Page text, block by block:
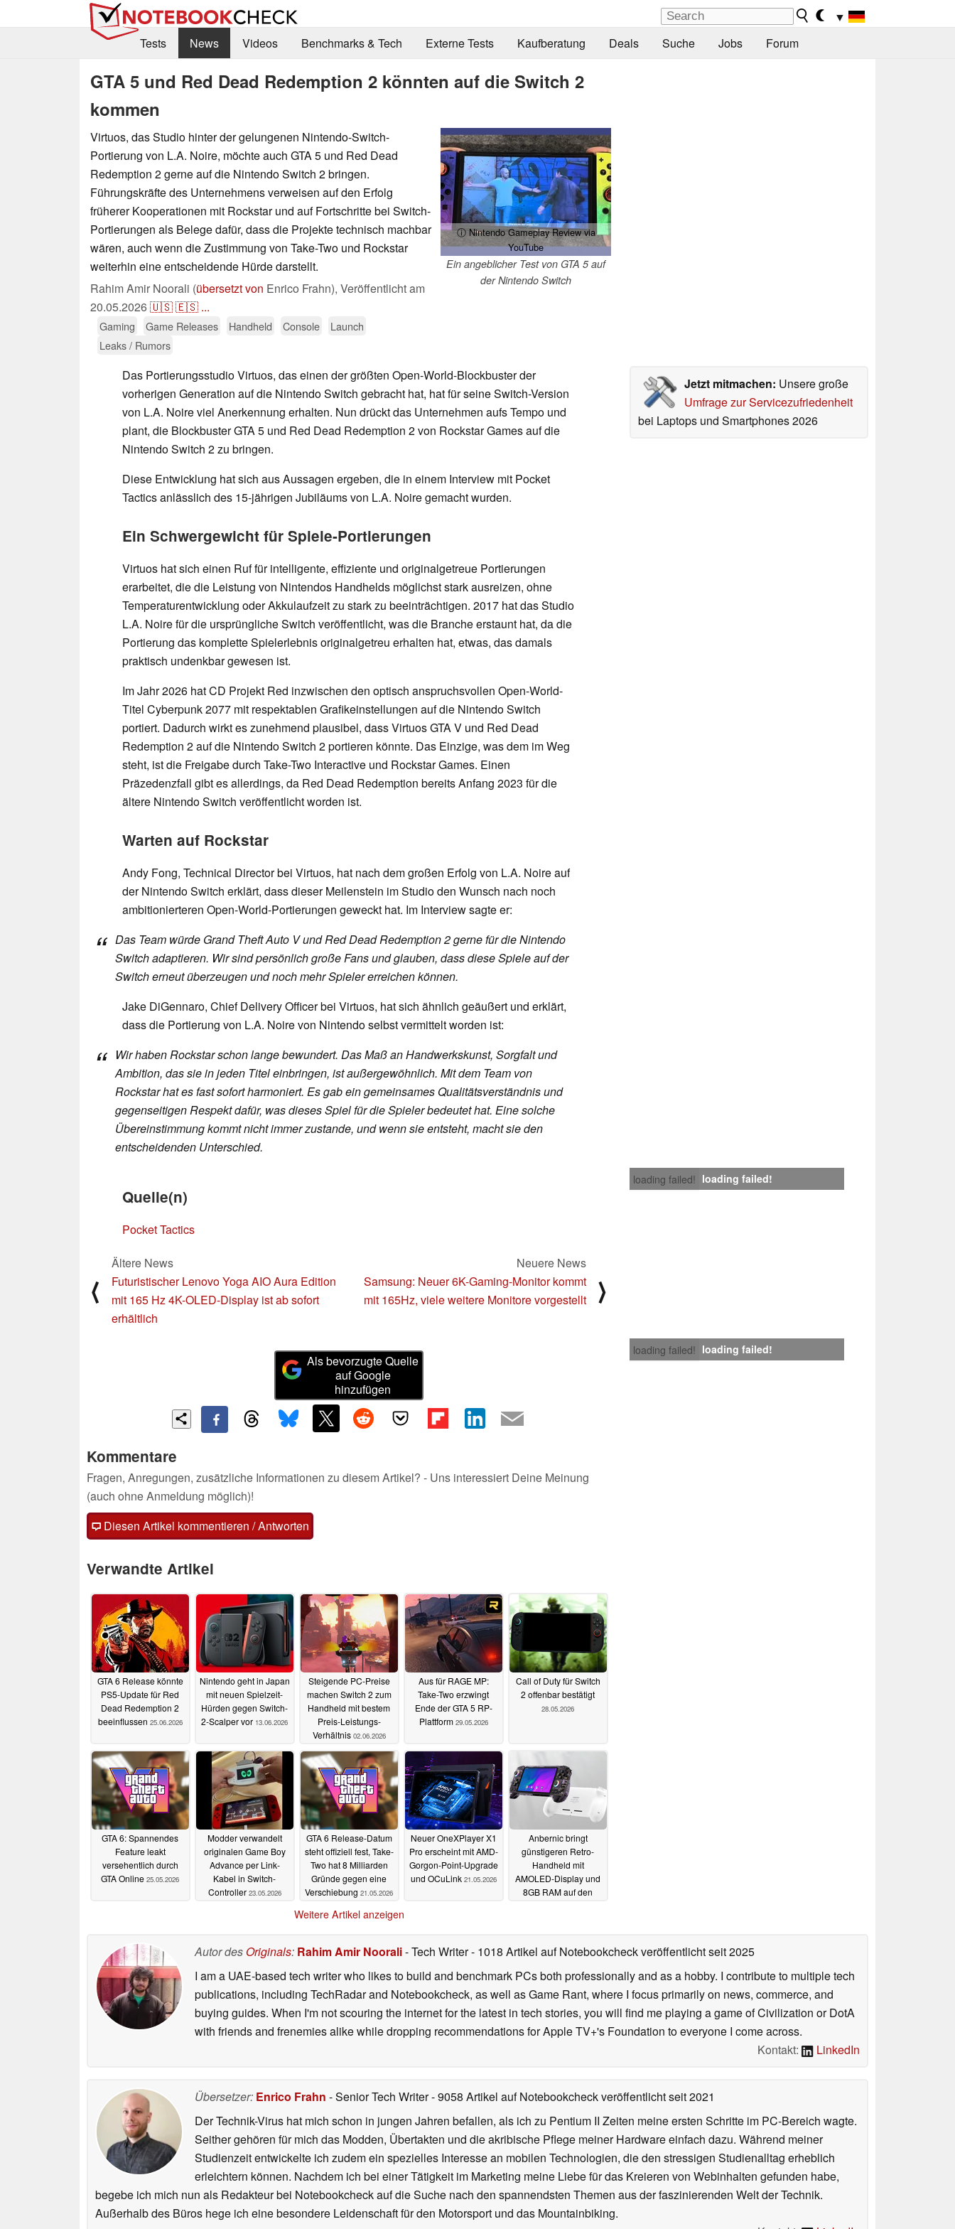
▼
Tests
News Videos Benchmarks & Tech Externe Tests Kaufberatung Deals Suche Jobs Forum
GTA 5 und Red Dead Redemption 2 könnten auf die Switch 2
kommen
ⓘ Nintendo Gameplay Review via
YouTube
Ein angeblicher Test von GTA 5 auf
der Nintendo Switch
Virtuos, das Studio hinter der gelungenen Nintendo-Switch-
Portierung von L.A. Noire, möchte auch GTA 5 und Red Dead
Redemption 2 gerne auf die Nintendo Switch 2 bringen.
Führungskräfte des Unternehmens verweisen auf den Erfolg
früherer Kooperationen mit Rockstar und auf Fortschritte bei Switch-
Portierungen als Belege dafür, dass die Projekte technisch machbar
wären, auch wenn die Zustimmung von Take-Two und Rockstar
weiterhin eine entscheidende Hürde darstellt.
Rahim Amir Noorali (übersetzt von Enrico Frahn), Veröffentlicht am
20.05.2026🇺🇸🇪🇸 ...
Gaming Game Releases Handheld Console
Launch
Leaks / Rumors
Jetzt mitmachen: Unsere große
Umfrage zur Servicezufriedenheit
bei Laptops und Smartphones 2026
Das Portierungsstudio Virtuos, das einen der größten Open-World-Blockbuster der
vorherigen Generation auf die Nintendo Switch gebracht hat, hat für seine Switch-Version
von L.A. Noire viel Anerkennung erhalten. Nun drückt das Unternehmen aufs Tempo und
plant, die Blockbuster GTA 5 und Red Dead Redemption 2 von Rockstar Games auf die
Nintendo Switch 2 zu bringen.
Diese Entwicklung hat sich aus Aussagen ergeben, die in einem Interview mit Pocket
Tactics anlässlich des 15-jährigen Jubiläums von L.A. Noire gemacht wurden.
Ein Schwergewicht für Spiele-Portierungen
Virtuos hat sich einen Ruf für intelligente, effiziente und originalgetreue Portierungen
erarbeitet, die die Leistung von Nintendos Handhelds möglichst stark ausreizen, ohne
Temperaturentwicklung oder Akkulaufzeit zu stark zu beeinträchtigen. 2017 hat das Studio
L.A. Noire für die ursprüngliche Switch veröffentlicht, was die Branche erstaunt hat, da die
Portierung das komplette Spielerlebnis originalgetreu erhalten hat, etwas, das damals
praktisch undenkbar gewesen ist.
Im Jahr 2026 hat CD Projekt Red inzwischen den optisch anspruchsvollen Open-World-
Titel Cyberpunk 2077 mit respektablen Grafikeinstellungen auf die Nintendo Switch
portiert. Dadurch wirkt es zunehmend plausibel, dass Virtuos GTA V und Red Dead
Redemption 2 auf die Nintendo Switch 2 portieren könnte. Das Einzige, was dem im Weg
steht, ist die Freigabe durch Take-Two Interactive und Rockstar Games. Einen
Präzedenzfall gibt es allerdings, da Red Dead Redemption bereits Anfang 2023 für die
ältere Nintendo Switch veröffentlicht worden ist.
Warten auf Rockstar
Andy Fong, Technical Director bei Virtuos, hat nach dem großen Erfolg von L.A. Noire auf
der Nintendo Switch erklärt, dass dieser Meilenstein im Studio den Wunsch nach noch
ambitionierteren Open-World-Portierungen geweckt hat. Im Interview sagte er:
Das Team würde Grand Theft Auto V und Red Dead Redemption 2 gerne für die Nintendo
Switch adaptieren. Wir sind persönlich große Fans und glauben, dass diese Spiele auf der
Switch erneut überzeugen und noch mehr Spieler erreichen können.
Jake DiGennaro, Chief Delivery Officer bei Virtuos, hat sich ähnlich geäußert und erklärt,
dass die Portierung von L.A. Noire von Nintendo selbst vermittelt worden ist:
Wir haben Rockstar schon lange bewundert. Das Maß an Handwerkskunst, Sorgfalt und
Ambition, das sie in jeden Titel einbringen, ist außergewöhnlich. Mit dem Team von
Rockstar hat es fast sofort harmoniert. Es gab ein gemeinsames Qualitätsverständnis und
gegenseitigen Respekt dafür, was dieses Spiel für die Spieler bedeutet hat. Eine solche
Übereinstimmung kommt nicht immer zustande, und wenn sie entsteht, macht sie den
entscheidenden Unterschied.
loading failed! loading failed!
Quelle(n)
Pocket Tactics
⟨
Ältere News
Futuristischer Lenovo Yoga AIO Aura Edition
mit 165 Hz 4K-OLED-Display ist ab sofort
erhältlich
Neuere News
Samsung: Neuer 6K-Gaming-Monitor kommt
mit 165Hz, viele weitere Monitore vorgestellt
⟩
loading failed! loading failed!
Als bevorzugte Quelle
auf Google
hinzufügen
Kommentare
Fragen, Anregungen, zusätzliche Informationen zu diesem Artikel? - Uns interessiert Deine Meinung
(auch ohne Anmeldung möglich)!
Diesen Artikel kommentieren / Antworten
Verwandte Artikel
GTA 6 Release könnte
PS5-Update für Red
Dead Redemption 2
beeinflussen 25.06.2026
Nintendo geht in Japan
mit neuen Spielzeit-
Hürden gegen Switch-
2-Scalper vor 13.06.2026
Steigende PC-Preise
machen Switch 2 zum
Handheld mit bestem
Preis-Leistungs-
Verhältnis 02.06.2026
Aus für RAGE MP:
Take-Two erzwingt
Ende der GTA 5 RP-
Plattform 29.05.2026
Call of Duty für Switch
2 offenbar bestätigt
28.05.2026
GTA 6: Spannendes
Feature leakt
versehentlich durch
GTA Online 25.05.2026
Modder verwandelt
originalen Game Boy
Advance per Link-
Kabel in Switch-
Controller 23.05.2026
GTA 6 Release-Datum
steht offiziell fest, Take-
Two hat 8 Milliarden
Gründe gegen eine
Verschiebung 21.05.2026
Neuer OneXPlayer X1
Pro erscheint mit AMD-
Gorgon-Point-Upgrade
und OCuLink 21.05.2026
Anbernic bringt
günstigeren Retro-
Handheld mit
AMOLED-Display und
8GB RAM auf den
Weitere Artikel anzeigen
Autor des Originals: Rahim Amir Noorali- Tech Writer- 1018 Artikel auf Notebookcheck veröffentlichtseit 2025
I am a UAE-based tech writer who likes to build and benchmark PCs both professionally and as a hobby. I contribute to multiple tech
publications, including TechRadar and Notebookcheck, as well as Game Rant, where I focus primarily on news, commerce, and
buying guides. When I'm not scouring the internet for the latest in tech stories, you will find me playing a game of Civilization or DotA
with friends and frenemies alike while dropping recommendations for Apple TV+'s Foundation to everyone I come across.
Kontakt:
LinkedIn
Übersetzer: Enrico Frahn - Senior Tech Writer- 9058 Artikel auf Notebookcheck veröffentlichtseit 2021
Der Technik-Virus hat mich schon in jungen Jahren befallen, als ich zu Pentium II Zeiten meine ersten Schritte im PC-Bereich wagte.
Seither gehören für mich das Modden, Übertakten und die akribische Pflege meiner Hardware einfach dazu. Während meiner
Studienzeit entwickelte ich zudem ein spezielles Interesse an mobilen Technologien, die den stressigen Studienalltag erheblich
erleichtern können. Nachdem ich bei einer Tätigkeit im Marketing meine Liebe für das Kreieren von Webinhalten gefunden habe,
begebe ich mich nun als Redakteur bei Notebookcheck auf die Suche nach den spannendsten Themen aus der faszinierenden Welt der Technik.
Außerhalb des Büros hege ich eine besondere Leidenschaft für den Motorsport und das Mountainbiking.